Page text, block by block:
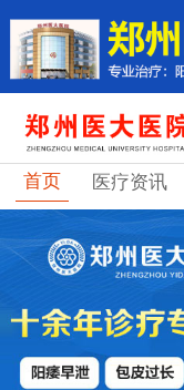
首页 医疗资讯